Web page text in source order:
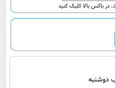
در باکس بالا کلیک کنید
دوشنبه